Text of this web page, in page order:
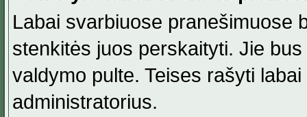
Labai svarbiuose pranešimuose
stenkitės juos perskaityti. Jie
valdymo pulte. Teises rašyti
administratorius.